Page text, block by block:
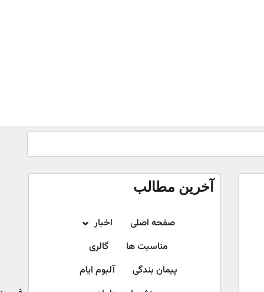
آخرین مطالب
صفحه اصلی
اخبار
مناسبت ها
گالری
پیمان بندگی
آلبوم ایام